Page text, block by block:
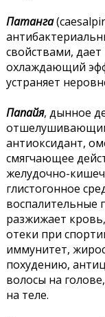
Патанга
свойствами,
охлаждающий
устраняет
Папайя, дынное
антиоксидант,
смягчающее
желудочно-
глистогонное
воспалительные
разжижает
отеки при
иммунитет,
похудению,
волосы на
на теле.